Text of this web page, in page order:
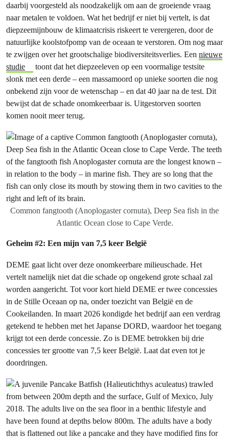
daarbij voorgesteld als noodzakelijk om aan de groeiende vraag
naar metalen te voldoen. Wat het bedrijf er niet bij vertelt, is dat
diepzeemijnbouw de klimaatcrisis riskeert te verergeren, door de
natuurlijke koolstofpomp van de oceaan te verstoren. Om nog maar
te zwijgen over het grootschalige biodiversiteitsverlies. Een nieuwe
studie
toont dat het diepzeeleven op een voormalige testsite
slonk met een derde – een massamoord op unieke soorten die nog
onbekend zijn voor de wetenschap – en dat 40 jaar na de test. Dit
bewijst dat de schade onomkeerbaar is. Uitgestorven soorten
komen nooit meer terug.
Common fangtooth (Anoplogaster cornuta), Deep Sea fish in the
Atlantic Ocean close to Cape Verde.
Geheim #2: Een mijn van 7,5 keer België
DEME gaat licht over deze onomkeerbare milieuschade. Het
vertelt namelijk niet dat die schade op ongekend grote schaal zal
worden aangericht. Tot voor kort hield DEME er twee concessies
in de Stille Oceaan op na, onder toezicht van België en de
Cookeilanden. In maart 2026 kondigde het bedrijf aan een verdrag
getekend te hebben met het Japanse DORD, waardoor het toegang
krijgt tot een derde concessie. Zo is DEME betrokken bij drie
concessies ter grootte van 7,5 keer België. Laat dat even tot je
doordringen.